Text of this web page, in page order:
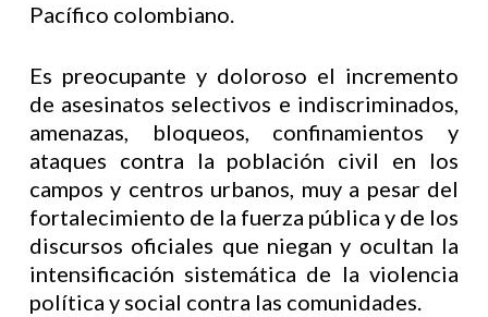
Pacífico colombiano.
Es preocupante y doloroso el incremento
de asesinatos selectivos e indiscriminados,
amenazas, bloqueos, confinamientos y
ataques contra la población civil en los
campos y centros urbanos, muy a pesar del
fortalecimiento de la fuerza pública y de los
discursos oficiales que niegan y ocultan la
intensificación sistemática de la violencia
política y social contra las comunidades.